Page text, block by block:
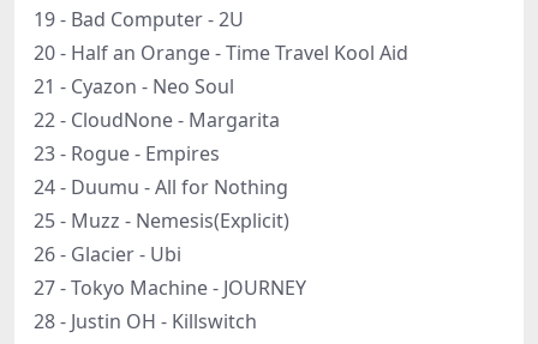
19 - Bad Computer - 2U
20 - Half an Orange - Time Travel Kool Aid
21 - Cyazon - Neo Soul
22 - CloudNone - Margarita
23 - Rogue - Empires
24 - Duumu - All for Nothing
25 - Muzz - Nemesis(Explicit)
26 - Glacier - Ubi
27 - Tokyo Machine - JOURNEY
28 - Justin OH - Killswitch